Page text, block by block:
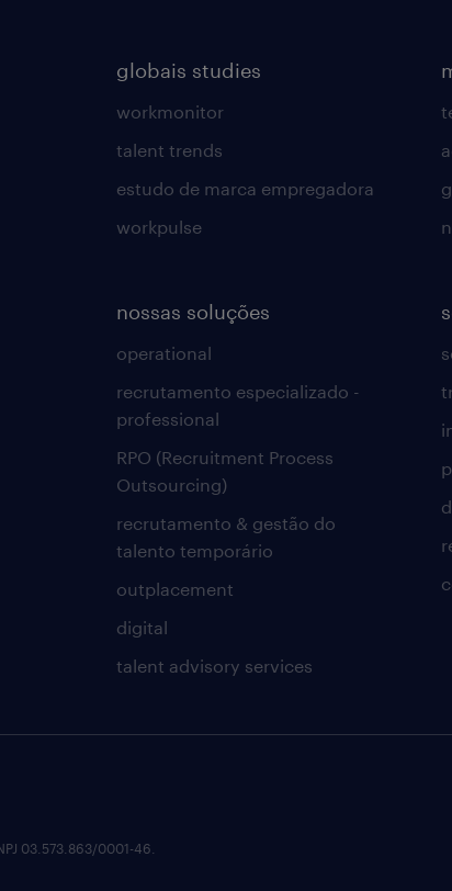
globais studies
workmonitor
talent trends
estudo de marca empregadora
workpulse
nossas soluções
operational
recrutamento especializado -
professional
RPO (Recruitment Process
Outsourcing)
recrutamento & gestão do
talento temporário
outplacement
digital
talent advisory services
03.573.863/0001-46.